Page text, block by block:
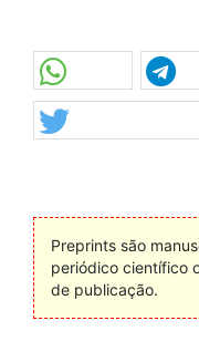
Preprints são
periódico científico
de publicação.